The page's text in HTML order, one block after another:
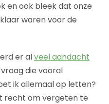
en ook bleek dat onze
waren voor de
er alveel aandacht
vraag die vooral
ik allemaal op letten?
recht om vergeten te